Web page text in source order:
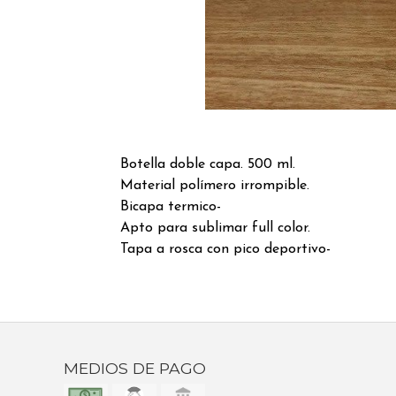
Botella doble capa. 500 ml.
Material polímero irrompible.
Bicapa termico-
Apto para sublimar full color.
Tapa a rosca con pico deportivo-
MEDIOS DE PAGO